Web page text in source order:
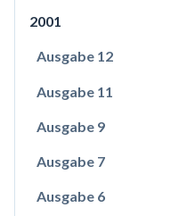
2001
Ausgabe 12
Ausgabe 11
Ausgabe 9
Ausgabe 7
Ausgabe 6